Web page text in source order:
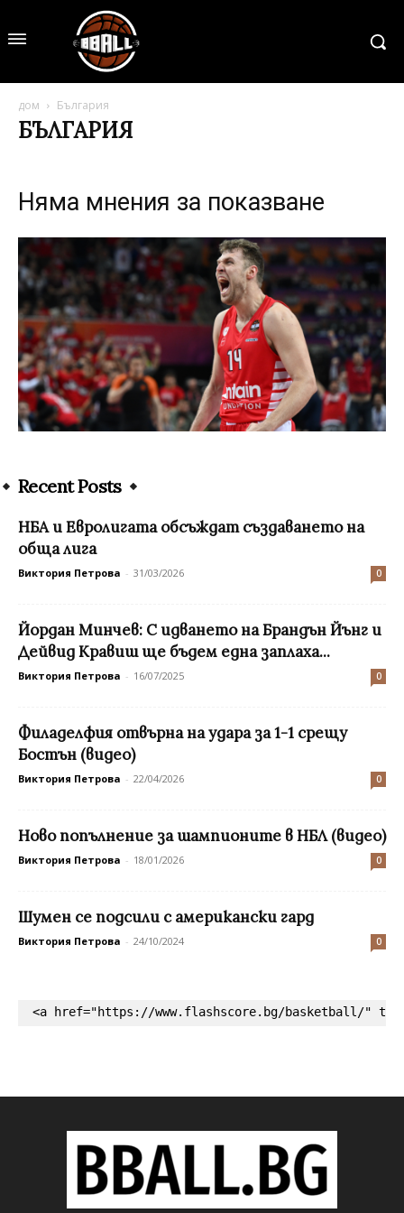
дом България
БЪЛГАРИЯ
Няма мнения за показване
Recent Posts
НБА и Евролигата обсъждат създаването на
обща лига
Виктория Петрова - 31/03/2026 0
Йордан Минчев: С идването на Брандън Йънг и
Дейвид Кравиш ще бъдем една заплаха...
Виктория Петрова - 16/07/2025 0
Филаделфия отвърна на удара за 1-1 срещу
Бостън (видео)
Виктория Петрова - 22/04/2026 0
Ново попълнение за шампионите в НБЛ (видео)
Виктория Петрова - 18/01/2026 0
Шумен се подсили с американски гард
Виктория Петрова - 24/10/2024 0
<a href="https://www.flashscore.bg/basketball/"